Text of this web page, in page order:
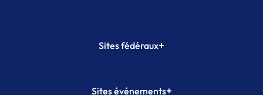
Sites fédéraux+
Sites événements+